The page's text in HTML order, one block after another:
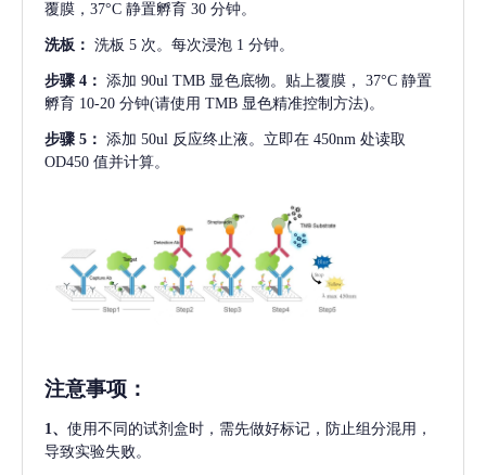
覆膜，37°C 静置孵育 30 分钟。
洗板： 洗板 5 次。每次浸泡 1 分钟。
步骤 4： 添加 90ul TMB 显色底物。贴上覆膜， 37°C 静置
孵育 10-20 分钟(请使用 TMB 显色精准控制方法)。
步骤 5： 添加 50ul 反应终止液。立即在 450nm 处读取
OD450 值并计算。
注意事项 ：
1、 使用不同的试剂盒时，需先做好标记，防止组分混用，
导致实验失败。